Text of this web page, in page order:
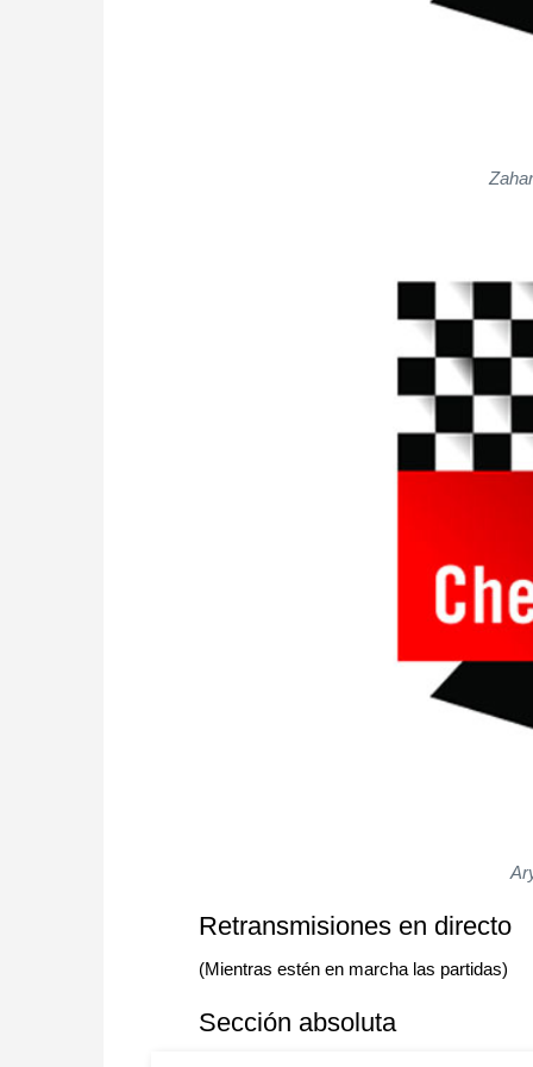
Retransmisiones en directo
(Mientras estén en marcha las partidas)
Sección absoluta